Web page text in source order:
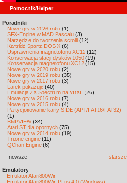
Pomocnik/Helper
Poradniki
Nowe gry w 2026 roku (1)
SFX-Engine w MAD Pascalu (3)
Narzędzie do tworzenia scrolli (12)
Kartridż Sparta DOS X (6)
Usprawnienia magnetofonu XC12 (12)
Konserwacja stacji dysków 1050 (19)
Konserwacja magnetofonu XC12 (15)
Nowe gry w 2020 roku (2)
Nowe gry w 2019 roku (35)
Nowe gry w 2017 roku (3)
Larek pokazuje (40)
Emulacja ZX Spectrum na VBXE (26)
Nowe gry w 2016 roku (7)
Nowe gry w 2015 roku (4)
Partycjonowanie karty SIDE (APT/FAT16/FAT32)
(1)
BMPVIEW(34)
Atari ST dla opornych (75)
Nowe gry w 2014 roku (19)
Tritone engine (11)
QChan Engine (6)
nowsze starsze
Emulatory
Emulator Atari800Win
Emulator Atari800Win PLus 4.0 (Windows)